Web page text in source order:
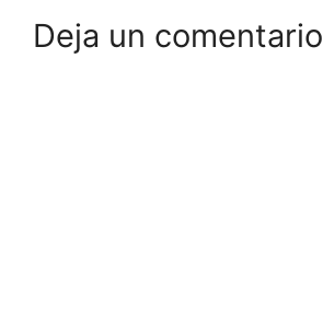
Deja un comentario